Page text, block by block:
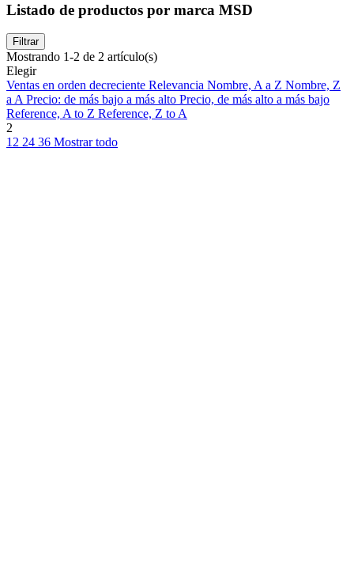
Listado de productos por marca MSD
Filtrar
Mostrando 1-2 de 2 artículo(s)
Elegir
Ventas en orden decreciente Relevancia Nombre, A a Z Nombre, Z
a APrecio: de más bajo a más alto Precio, de más alto a más bajo
Reference, A to Z Reference, Z to A
2
12 24 36 Mostrar todo